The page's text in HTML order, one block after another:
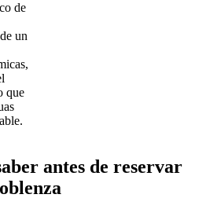
de
un
que
antes de reservar